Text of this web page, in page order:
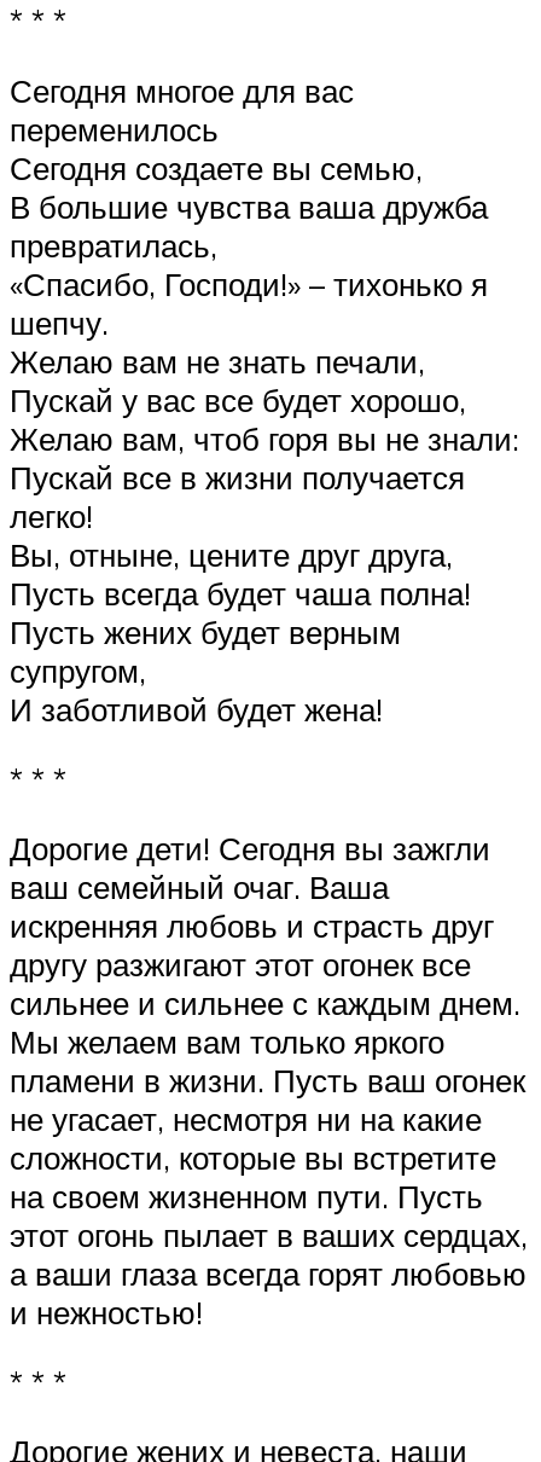
* * *
Сегодня многое для вас
переменилось
Сегодня создаете вы семью,
В большие чувства ваша дружба
превратилась,
«Спасибо, Господи!» – тихонько я
шепчу.
Желаю вам не знать печали,
Пускай у вас все будет хорошо,
Желаю вам, чтоб горя вы не знали:
Пускай все в жизни получается
легко!
Вы, отныне, цените друг друга,
Пусть всегда будет чаша полна!
Пусть жених будет верным
супругом,
И заботливой будет жена!
* * *
Дорогие дети! Сегодня вы зажгли
ваш семейный очаг. Ваша
искренняя любовь и страсть друг
другу разжигают этот огонек все
сильнее и сильнее с каждым днем.
Мы желаем вам только яркого
пламени в жизни. Пусть ваш огонек
не угасает, несмотря ни на какие
сложности, которые вы встретите
на своем жизненном пути. Пусть
этот огонь пылает в ваших сердцах,
а ваши глаза всегда горят любовью
и нежностью!
* * *
Дорогие жених и невеста, наши